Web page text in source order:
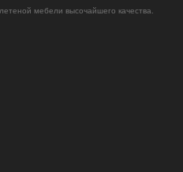
мебели высочайшего качества.